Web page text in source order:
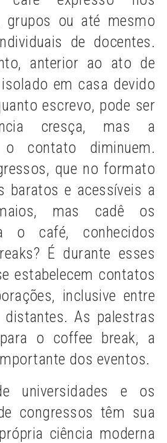
grupos ou até mesmo
de docentes.
anterior ao ato de
em casa devido
escrevo, pode ser
cresça, mas a
contato diminuem.
que no formato
baratos e acessíveis a
mas cadê os
o café, conhecidos
É durante esses
estabelecem contatos
inclusive entre
As palestras
o coffee break, a
dos eventos.
universidades e os
congressos têm sua
ciência moderna